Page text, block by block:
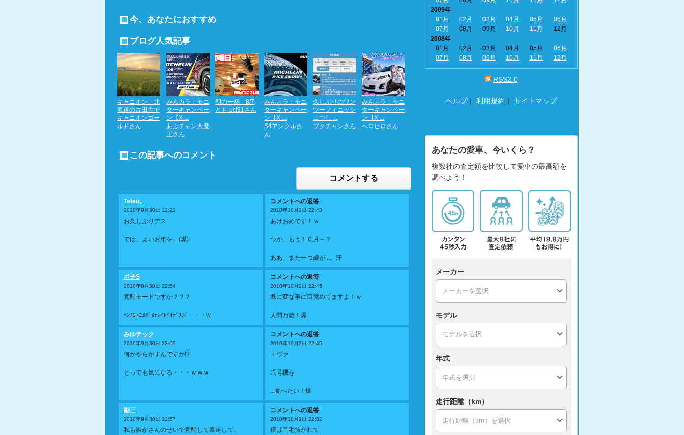
今、あなたにおすすめ
ブログ人気記事
キャニオン、北
海道の片田舎で
キャニオンゴー
ルドさん
みんカラ：モニ
ターキャンペー
ン【X ...
あぶチャン大魔
王さん
朝の一杯 8/7
とも ucf31さん
みんカラ：モニ
ターキャンペー
ン【X ...
S4アンクルさ
ん
久しぶりのワン
ツーフィニッシ
ュでし ...
ブクチャンさん
みんカラ：モニ
ターキャンペー
ン【X ...
ヘロヒロさん
この記事へのコメント
コメントする
Tetsu。
2010年9月30日 12:21
お久しぶりデス
では、よいお年を…(爆)
コメントへの返答
2010年10月2日 22:43
あけおめです！ｗ
つか、もう１０月～？
ああ、また一つ歳が...。汗
ポチS
2010年9月30日 22:54
覚醒モードですか？？？
ﾍﾝﾅｺﾄﾆﾒｻﾞﾒﾃﾅｲﾄｲｲﾃﾞｽｶﾞ・・・w
コメントへの返答
2010年10月2日 22:45
既に変な事に目覚めてますよ！ｗ
人間万歳！爆
みゆテック
2010年9月30日 23:05
何かやらかすんですか!?
とっても気になる・・・ｗｗｗ
コメントへの返答
2010年10月2日 22:45
エヴァ
弐号機を
...食べたい！爆
勘三
2010年9月30日 23:57
私も誰かさんのせいで覚醒して暴走して、
コメントへの返答
2010年10月2日 22:52
僕は門毛抜かれて
2009年
01月
02月 03月 04月 05月
06月
07月
08月 09月 10月 11月
12月
2008年
01月
02月 03月 04月 05月
06月
07月
08月 09月 10月 11月 12月
RSS2.0
ヘルプ｜ 利用規約 ｜ サイトマップ
あなたの愛車、今いくら？
複数社の査定額を比較して愛車の最高額を
調べよう！
メーカー
モデル
年式
走行距離（km）